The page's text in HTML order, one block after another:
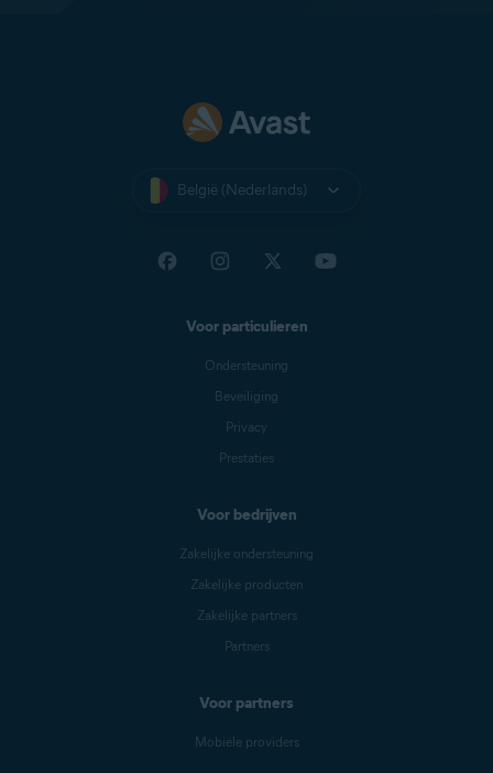
België (Nederlands)
Voor particulieren
Ondersteuning
Beveiliging
Privacy
Prestaties
Voor bedrijven
Zakelijke ondersteuning
Zakelijke producten
Zakelijke partners
Partners
Voor partners
Mobiele providers